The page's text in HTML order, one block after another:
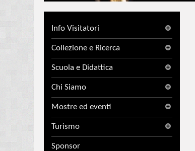
Info Visitatori
Collezione e Ricerca
Scuola e Didattica
Chi Siamo
Mostre ed eventi
Turismo
Sponsor